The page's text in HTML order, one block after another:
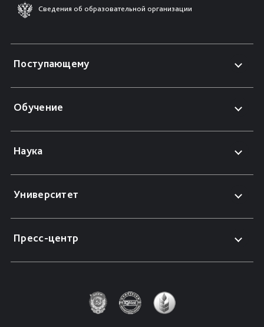
Сведения об образовательной организации
Поступающему
Обучение
Наука
Университет
Пресс-центр